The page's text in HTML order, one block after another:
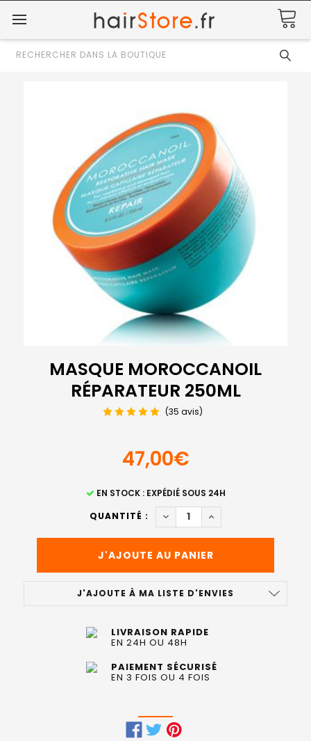
Rechercher
MASQUE MOROCCANOIL
RÉPARATEUR 250ML
(35 avis)
47,00€
EN STOCK : EXPÉDIÉ SOUS 24H
QUANTITÉ :
DIMINUER LA QUANTITÉ DE
AUGMENTER LA
J'AJOUTE À MA LISTE D'ENVIES
LIVRAISON RAPIDE
EN 24H OU 48H
PAIEMENT SÉCURISÉ
EN 3 FOIS OU 4 FOIS